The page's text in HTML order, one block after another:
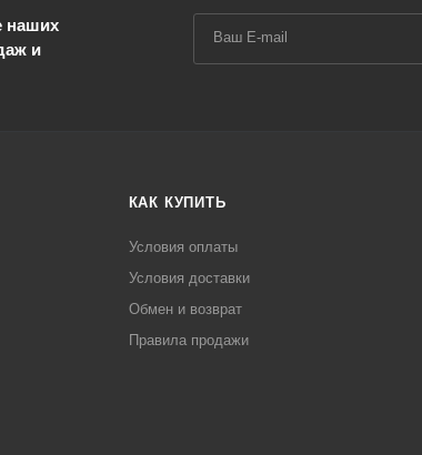
наших
и
КАК КУПИТЬ
Условия оплаты
Условия доставки
Обмен и возврат
Правила продажи